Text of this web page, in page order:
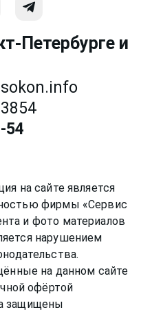
Петербурге и
54
на сайте является
фирмы «Сервис
и фото материалов
нарушением
на данном сайте
офёртой
защищены